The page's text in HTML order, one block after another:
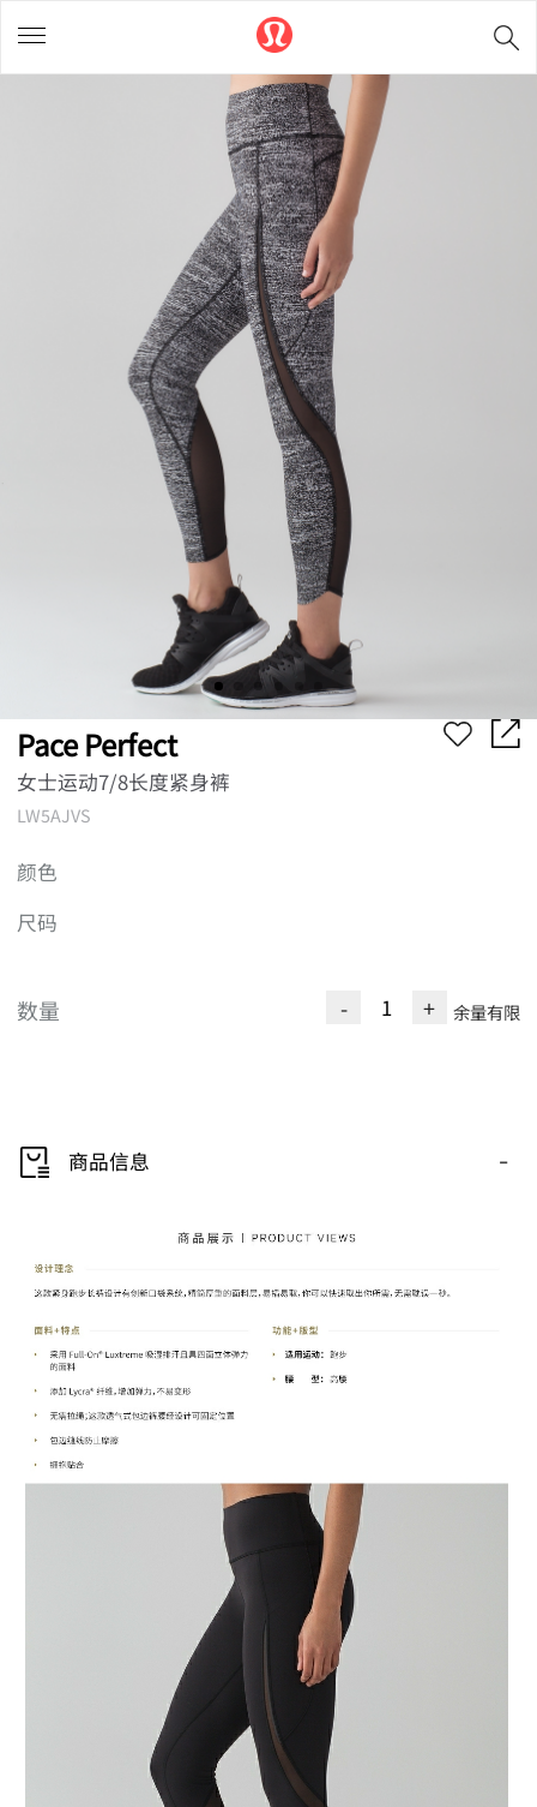
Pace Perfect
女士运动7/8长度紧身裤
LW5AJVS
颜色
尺码
数量 - + 余量有限
商品信息 -